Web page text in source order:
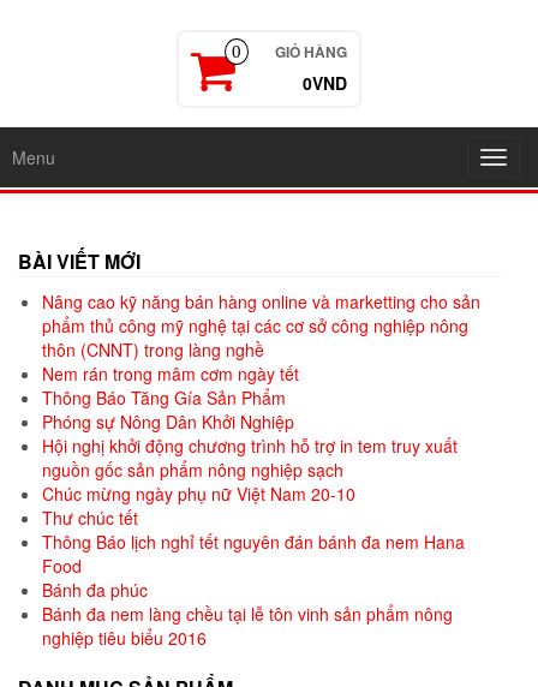
0 GIỎ HÀNG
0VND
Menu
BÀI VIẾT MỚI
Nâng cao kỹ năng bán hàng online và marketting cho sản
phẩm thủ công mỹ nghệ tại các cơ sở công nghiệp nông
thôn (CNNT) trong làng nghề
Nem rán trong mâm cơm ngày tết
Thông Báo Tăng Gía Sản Phẩm
Phóng sự Nông Dân Khởi Nghiệp
Hội nghị khởi động chương trình hỗ trợ in tem truy xuất
nguồn gốc sản phẩm nông nghiệp sạch
Chúc mừng ngày phụ nữ Việt Nam 20-10
Thư chúc tết
Thông Báo lịch nghỉ tết nguyên đán bánh đa nem Hana
Food
Bánh đa phúc
Bánh đa nem làng chều tại lễ tôn vinh sản phẩm nông
nghiệp tiêu biểu 2016